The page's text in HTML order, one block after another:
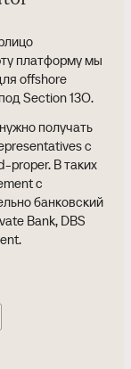
платформу мы
offshore
Section 13O.
получать
с
proper. В таких
с
банковский
Bank, DBS